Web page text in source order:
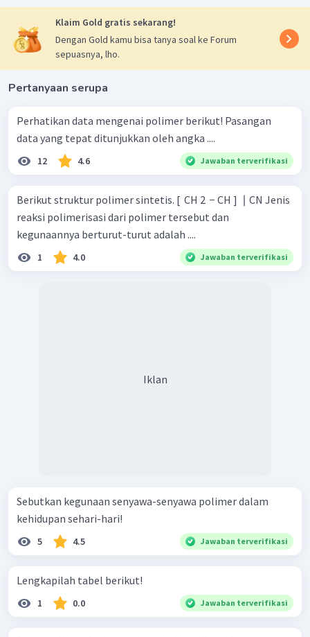
Klaim Gold gratis sekarang!
Dengan Gold kamu bisa tanya soal ke Forum
sepuasnya, lho.
Pertanyaan serupa
Perhatikan data mengenai polimer berikut! Pasangan
data yang tepat ditunjukkan oleh angka ....
12 4.6 Jawaban terverifikasi
Berikut struktur polimer sintetis. [ ​ CH 2 ​ − CH ] ​ ∣ CN Jenis
reaksi polimerisasi dari polimer tersebut dan
kegunaannya berturut-turut adalah ....
1 4.0 Jawaban terverifikasi
Iklan
Sebutkan kegunaan senyawa-senyawa polimer dalam
kehidupan sehari-hari!
5 4.5 Jawaban terverifikasi
Lengkapilah tabel berikut!
1 0.0 Jawaban terverifikasi